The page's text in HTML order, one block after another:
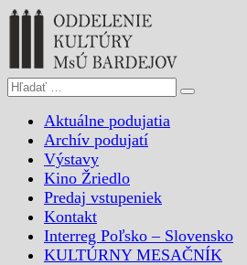
Aktuálne podujatia
Archív podujatí
Výstavy
Kino Žriedlo
Predaj vstupeniek
Kontakt
Interreg Poľsko – Slovensko
KULTÚRNY MESAČNÍK